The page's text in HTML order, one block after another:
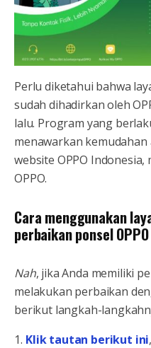
Perlu diketahui bahwa
sudah dihadirkan oleh
lalu. Program yang
menawarkan kemudahan
website OPPO
OPPO.
Cara menggunakan
perbaikan ponsel OPPO
Nah, jika Anda memiliki
melakukan perbaikan
berikut langkah-
Klik tautan berikut ini